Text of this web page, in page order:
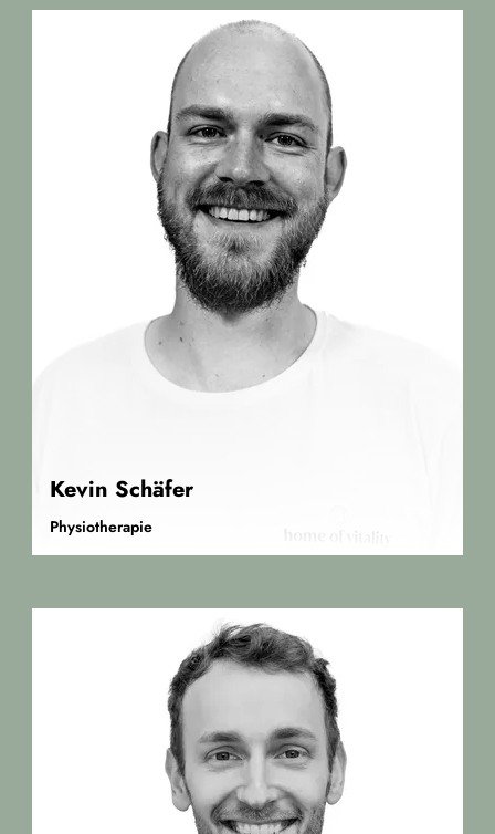
Kevin Schäfer
Physiotherapie